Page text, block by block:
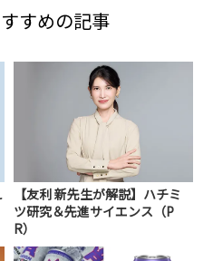
すめの記事
【友利 新先生が解説】ハチミ
ツ研究＆先進サイエンス（P
R）